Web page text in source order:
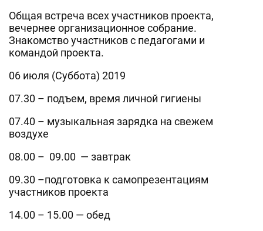
Общая встреча всех участников проекта,
вечернее организационное собрание.
Знакомство участников с педагогами и
командой проекта.
06 июля (Суббота) 2019
07.30 – подъем, время личной гигиены
07.40 – музыкальная зарядка на свежем
воздухе
08.00 – 09.00 — завтрак
09.30 –подготовка к самопрезентациям
участников проекта
14.00 – 15.00 — обед